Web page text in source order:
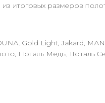
итоговых размеров
Gold Light, Jakard,
Поталь Медь, Поталь